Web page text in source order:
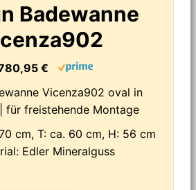
Badewanne
€
Vicenza902 oval in
für freistehende Montage
cm, T: ca. 60 cm, H: 56 cm
Edler Mineralguss